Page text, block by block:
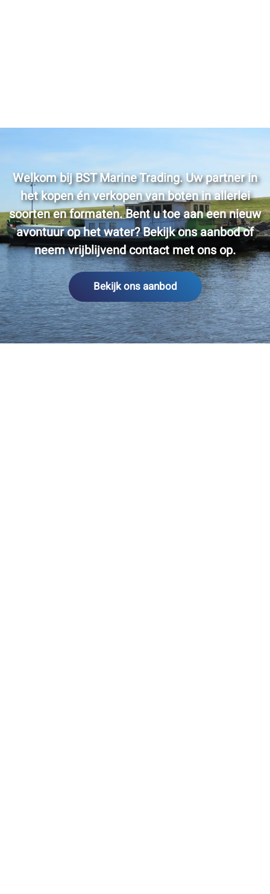
Welkom bij BST Marine Trading. Uw partner in
het kopen én verkopen van boten in allerlei
soorten en formaten. Bent u toe aan een nieuw
avontuur op het water? Bekijk ons aanbod of
neem vrijblijvend contact met ons op.
Bekijk ons aanbod